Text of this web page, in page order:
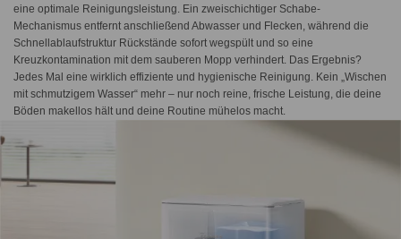
eine optimale Reinigungsleistung. Ein zweischichtiger Schabe-
Mechanismus entfernt anschließend Abwasser und Flecken, während die
Schnellablaufstruktur Rückstände sofort wegspült und so eine
Kreuzkontamination mit dem sauberen Mopp verhindert. Das Ergebnis?
Jedes Mal eine wirklich effiziente und hygienische Reinigung. Kein „Wischen
mit schmutzigem Wasser“ mehr – nur noch reine, frische Leistung, die deine
Böden makellos hält und deine Routine mühelos macht.